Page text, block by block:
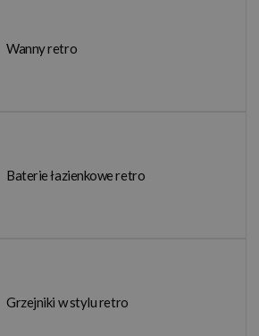
Wanny retro
Baterie łazienkowe retro
Grzejniki w stylu retro